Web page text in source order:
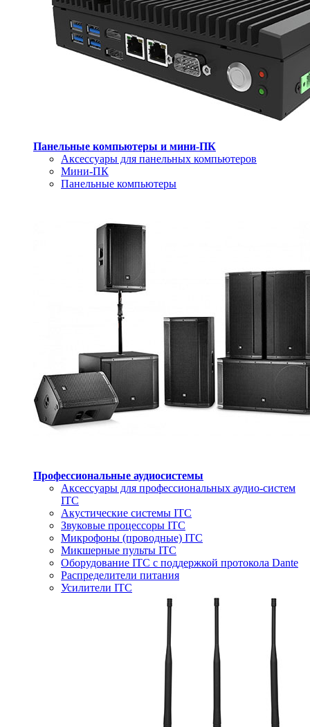
Панельные компьютеры и мини-ПК
Аксессуары для панельных компьютеров
Мини-ПК
Панельные компьютеры
Профессиональные аудиосистемы
Аксессуары для профессиональных аудио-систем
ITC
Акустические системы ITC
Звуковые процессоры ITC
Микрофоны (проводные) ITC
Микшерные пульты ITC
Оборудование ITC с поддержкой протокола Dante
Распределители питания
Усилители ITC